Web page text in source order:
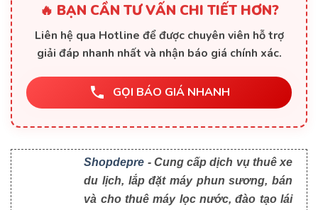
🔥 BẠN CẦN TƯ VẤN CHI TIẾT HƠN?
Liên hệ qua Hotline để được chuyên viên hỗ trợ
giải đáp nhanh nhất và nhận báo giá chính xác.
GỌI BÁO GIÁ NHANH
Shopdepre - Cung cấp dịch vụ thuê xe
du lịch, lắp đặt máy phun sương, bán
và cho thuê máy lọc nước, đào tạo lái